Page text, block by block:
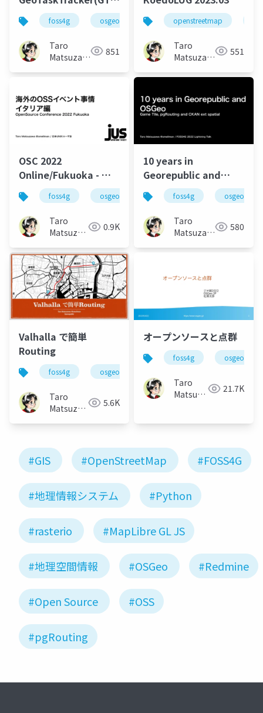
Pluginfoss4g osgeo
Taro
Matsuzawa
851
openstreetmap
Taro
Matsuzawa
551
OSC 2022
Online/Fukuoka - 海
外のOSSイベント事情
イタリア編
foss4g osgeo openstreetmap
Taro
Matsuzawa
0.9K
10 years in
Georepublic and
OSGeo / FOSS4G 2022
Lightning Talk
foss4g osgeo
Taro
Matsuzawa
580
Valhalla で簡単
Routing
foss4g osgeo
Taro
Matsuzawa
5.6K
オープンソースと点群
foss4g osgeo
Taro
Matsuzawa 21.7K
#GIS #OpenStreetMap #FOSS4G
#地理情報システム #Python
#rasterio #MapLibre GL JS
#地理空間情報 #OSGeo #Redmine
#Open Source #OSS
#pgRouting